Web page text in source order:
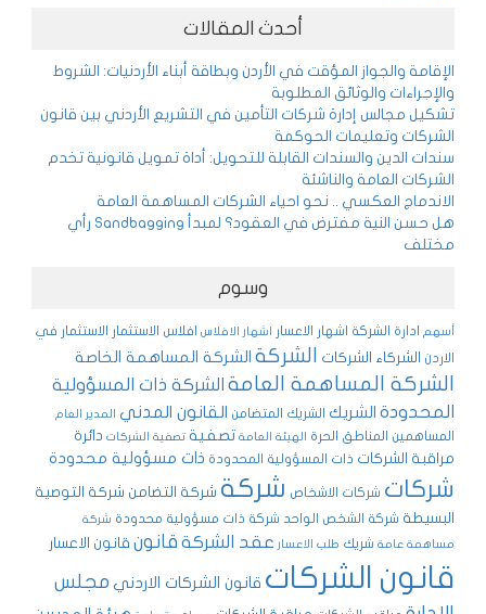
أحدث المقالات
الإقامة والجواز المؤقت في الأردن وبطاقة أبناء الأردنيات: الشروط
والإجراءات والوثائق المطلوبة
تشكيل مجالس إدارة شركات التأمين في التشريع الأردني بين قانون
الشركات وتعليمات الحوكمة
سندات الدين والسندات القابلة للتحويل: أداة تمويل قانونية تخدم
الشركات العامة والناشئة
الاندماج العكسي .. نحو احياء الشركات المساهمة العامة
هل حسن النية مفترض في العقود؟ لمبدأ Sandbagging رأي
مختلف
وسوم
أسهم ادارة الشركة اشهار الاعسار اشهار الافلاس افلاس الاستثمار
الاستثمار في
الاردن
الشركاء الشركات الشركة الشركة المساهمة الخاصة
الشركة المساهمة العامة الشركة ذات المسؤولية
المحدودة الشريك الشريك المتضامن القانون المدني المدير العام
المساهمين المناطق الحرة الهيئة العامة تصفية تصفية الشركات دائرة
مراقبة الشركات ذات المسؤولية المحدودة ذات مسؤولية محدودة
شركات شركات الاشخاص شركة شركة التضامن شركة التوصية
البسيطة شركة الشخص الواحد شركة ذات مسؤولية محدودة شركة
مساهمة عامة شريك طلب الاعسار عقد الشركة قانون قانون الاعسار
قانون الشركات قانون الشركات الاردني مجلس